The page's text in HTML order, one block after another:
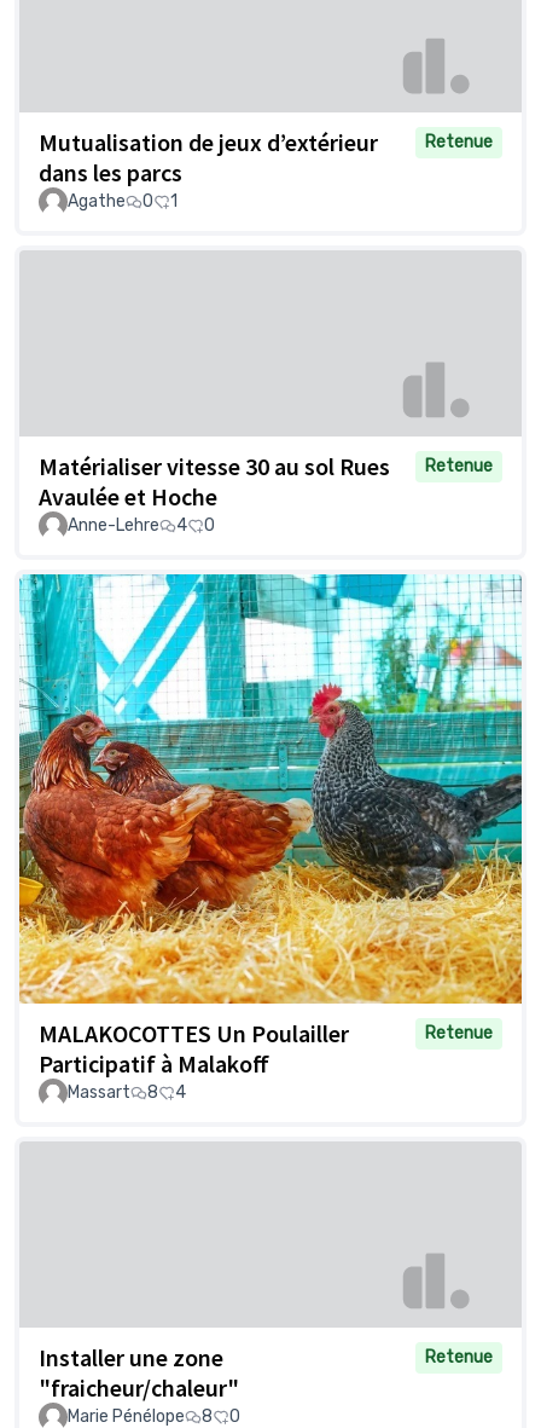
Mutualisation de jeux d’extérieur
dans les parcs
Retenue
Agathe 0 1
Matérialiser vitesse 30 au sol Rues
Avaulée et Hoche
Retenue
Anne-Lehre 4 0
MALAKOCOTTES Un Poulailler
Participatif à Malakoff
Retenue
Massart 8 4
Installer une zone
"fraicheur/chaleur"
Retenue
Marie Pénélope 8 0